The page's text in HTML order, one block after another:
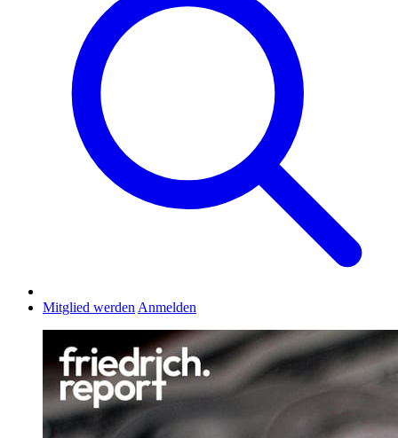
Mitglied werden Anmelden